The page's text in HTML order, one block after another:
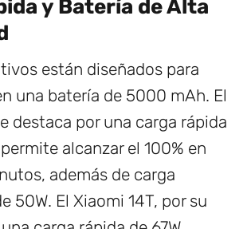
y Batería de Alta
están diseñados para
una batería de 5000 mAh. El
destaca por una carga rápida
alcanzar el 100% en
además de carga
50W. El Xiaomi 14T, por su